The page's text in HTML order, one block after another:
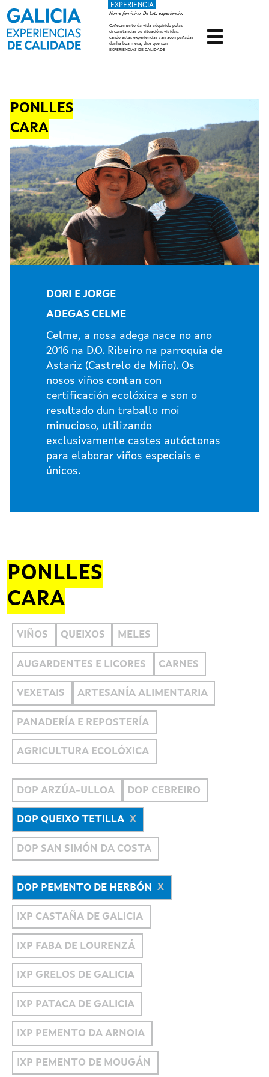
Ir o contido principal
EXPERIENCIA
Nome feminino. De lat. experiencia.
Coñecemento da vida adquirido polas
circunstancias ou situacións vividas,
cando estas experiencias van acompañadas
dunha boa mesa, dise que son
EXPERIENCIAS DE CALIDADE
PONLLES
CARA
DORI E JORGE
ADEGAS CELME
Celme, a nosa adega nace no ano
2016 na D.O. Ribeiro na parroquia de
Astariz (Castrelo de Miño). Os
nosos viños contan con
certificación ecolóxica e son o
resultado dun traballo moi
minucioso, utilizando
exclusivamente castes autóctonas
para elaborar viños especiais e
únicos.
PONLLES
CARA
VIÑOS QUEIXOS MELES
AUGARDENTES E LICORES CARNES
VEXETAIS ARTESANÍA ALIMENTARIA
PANADERÍA E REPOSTERÍA
AGRICULTURA ECOLÓXICA
DOP ARZÚA-ULLOA DOP CEBREIRO
DOP QUEIXO TETILLA
DOP SAN SIMÓN DA COSTA
DOP PEMENTO DE HERBÓN
IXP CASTAÑA DE GALICIA
IXP FABA DE LOURENZÁ
IXP GRELOS DE GALICIA
IXP PATACA DE GALICIA
IXP PEMENTO DA ARNOIA
IXP PEMENTO DE MOUGÁN